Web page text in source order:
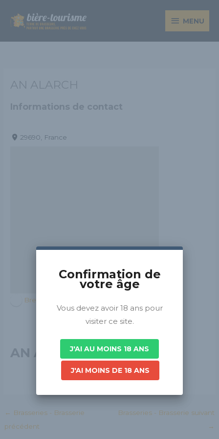
contenu
MENU
MENU
AN ALARCH
Informations de contact
29690, France
Bretagne
AN ALARCH
← Brasseries - Brasserie
précédent
Brasseries - Brasserie suivant
→
Confirmation de
votre âge
Vous devez avoir 18 ans pour
visiter ce site.
J'AI AU MOINS 18 ANS
J'AI MOINS DE 18 ANS